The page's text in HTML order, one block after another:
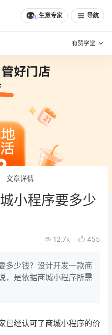
生意专家 导航
有赞学堂
长方法
赞专家说
零售最佳实践
助中心
分享
文章详情
小程序要多少
12.7k 455
多少钱？设计开发一款商
，是依据商城小程序所需
已经认可了商城小程序的价